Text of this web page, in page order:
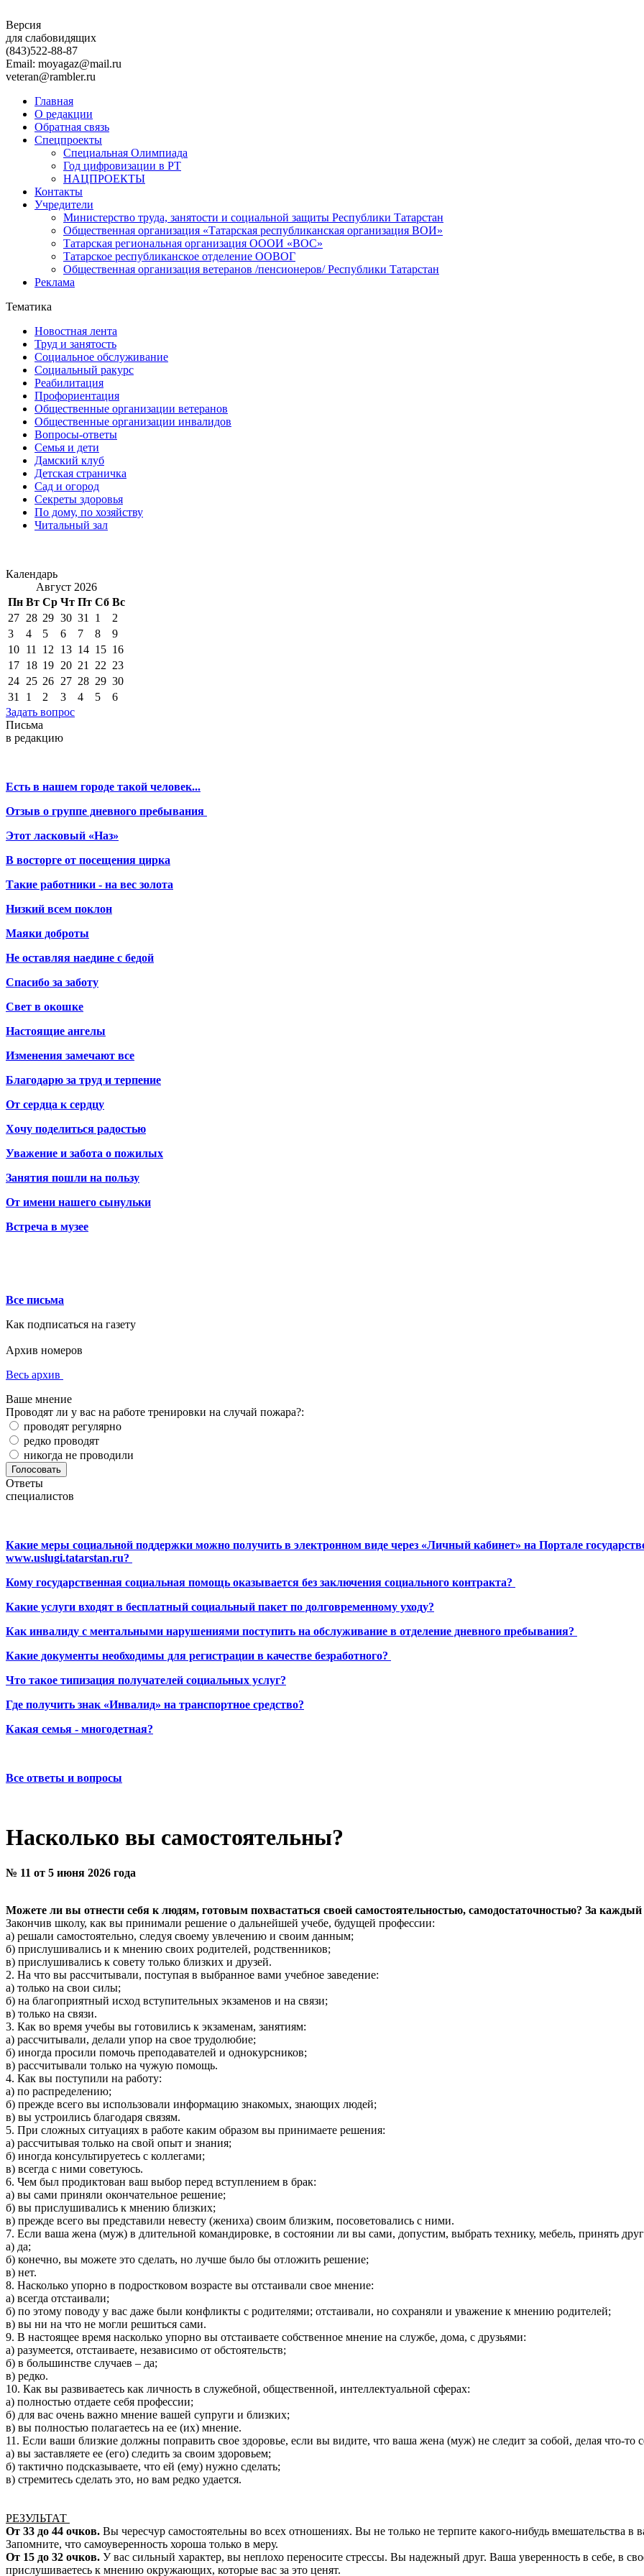
Версия
для слабовидящих
(843)522-88-87
Email: moyagaz@mail.ru
veteran@rambler.ru
Главная
О редакции
Обратная связь
Спецпроекты
Специальная Олимпиада
Год цифровизации в РТ
НАЦПРОЕКТЫ
Контакты
Учредители
Министерство труда, занятости и социальной защиты Республики Татарстан
Общественная организация «Татарская республиканская организация ВОИ»
Татарская региональная организация ОООИ «ВОС»
Татарское республиканское отделение ООВОГ
Общественная организация ветеранов /пенсионеров/ Республики Татарстан
Реклама
Тематика
Новостная лента
Труд и занятость
Социальное обслуживание
Социальный ракурс
Реабилитация
Профориентация
Общественные организации ветеранов
Общественные организации инвалидов
Вопросы-ответы
Семья и дети
Дамский клуб
Детская страничка
Сад и огород
Секреты здоровья
По дому, по хозяйству
Читальный зал
Календарь
Август 2026
Пн Вт Ср Чт Пт Сб Вс
27 28 29 30 31 1
2
3
4 5 6 7 8
9
10 11 12 13 14 15 16
17 18 19 20 21 22 23
24 25 26 27 28 29 30
31
1 2 3 4 5
6
Задать вопрос
Письма
в редакцию
Есть в нашем городе такой человек...
Отзыв о группе дневного пребывания
Этот ласковый «Наз»
В восторге от посещения цирка
Такие работники - на вес золота
Низкий всем поклон
Маяки доброты
Не оставляя наедине с бедой
Спасибо за заботу
Свет в окошке
Настоящие ангелы
Изменения замечают все
Благодарю за труд и терпение
От сердца к сердцу
Хочу поделиться радостью
Уважение и забота о пожилых
Занятия пошли на пользу
От имени нашего сынульки
Встреча в музее
Все письма
Как подписаться на газету
Архив номеров
Весь архив
Ваше мнение
Проводят ли у вас на работе тренировки на случай пожара?:
проводят регулярно
редко проводят
никогда не проводили
Ответы
специалистов
Какие меры социальной поддержки можно получить в электронном виде через «Личный кабинет» на Портале
www.uslugi.tatarstan.ru?
Кому государственная социальная помощь оказывается без заключения социального контракта?
Какие услуги входят в бесплатный социальный пакет по долговременному уходу?
Как инвалиду с ментальными нарушениями поступить на обслуживание в отделение дневного пребывания?
Какие документы необходимы для регистрации в качестве безработного?
Что такое типизация получателей социальных услуг?
Где получить знак «Инвалид» на транспортное средство?
Какая семья - многодетная?
Все ответы и вопросы
Насколько вы самостоятельны?
№ 11 от 5 июня 2026 года
Можете ли вы отнести себя к людям, готовым похвастаться своей самостоятельностью, самодостаточностью? За каждый
Закончив школу, как вы принимали решение о дальнейшей учебе, будущей профессии:
а) решали самостоятельно, следуя своему увлечению и своим данным;
б) прислушивались и к мнению своих родителей, родственников;
в) прислушивались к совету только близких и друзей.
2. На что вы рассчитывали, поступая в выбранное вами учебное заведение:
а) только на свои силы;
б) на благоприятный исход вступительных экзаменов и на связи;
в) только на связи.
3. Как во время учебы вы готовились к экзаменам, занятиям:
а) рассчитывали, делали упор на свое трудолюбие;
б) иногда просили помочь преподавателей и однокурсников;
в) рассчитывали только на чужую помощь.
4. Как вы поступили на работу:
а) по распределению;
б) прежде всего вы использовали информацию знакомых, знающих людей;
в) вы устроились благодаря связям.
5. При сложных ситуациях в работе каким образом вы принимаете решения:
а) рассчитывая только на свой опыт и знания;
б) иногда консультируетесь с коллегами;
в) всегда с ними советуюсь.
6. Чем был продиктован ваш выбор перед вступлением в брак:
а) вы сами приняли окончательное решение;
б) вы прислушивались к мнению близких;
в) прежде всего вы представили невесту (жениха) своим близким, посоветовались с ними.
7. Если ваша жена (муж) в длительной командировке, в состоянии ли вы сами, допустим, выбрать технику, мебель, принять
а) да;
б) конечно, вы можете это сделать, но лучше было бы отложить решение;
в) нет.
8. Насколько упорно в подростковом возрасте вы отстаивали свое мнение:
а) всегда отстаивали;
б) по этому поводу у вас даже были конфликты с родителями; отстаивали, но сохраняли и уважение к мнению родителей;
в) вы ни на что не могли решиться сами.
9. В настоящее время насколько упорно вы отстаиваете собственное мнение на службе, дома, с друзьями:
а) разумеется, отстаиваете, независимо от обстоятельств;
б) в большинстве случаев – да;
в) редко.
10. Как вы развиваетесь как личность в служебной, общественной, интеллектуальной сферах:
а) полностью отдаете себя профессии;
б) для вас очень важно мнение вашей супруги и близких;
в) вы полностью полагаетесь на ее (их) мнение.
11. Если ваши близкие должны поправить свое здоровье, если вы видите, что ваша жена (муж) не следит за собой, делая что-то
а) вы заставляете ее (его) следить за своим здоровьем;
б) тактично подсказываете, что ей (ему) нужно сделать;
в) стремитесь сделать это, но вам редко удается.
РЕЗУЛЬТАТ
От 33 до 44 очков. Вы чересчур самостоятельны во всех отношениях. Вы не только не терпите какого-нибудь вмешательства
Запомните, что самоуверенность хороша только в меру.
От 15 до 32 очков. У вас сильный характер, вы неплохо переносите стрессы. Вы надежный друг. Ваша уверенность в себе, в
прислушиваетесь к мнению окружающих, которые вас за это ценят.